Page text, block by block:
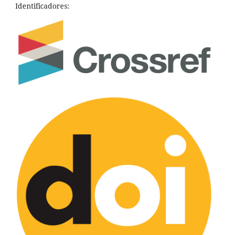
Identificadores: